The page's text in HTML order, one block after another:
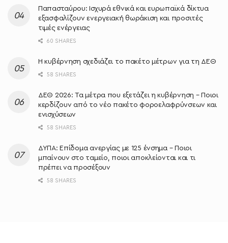
Παπασταύρου: Ισχυρά εθνικά και ευρωπαϊκά δίκτυα
εξασφαλίζουν ενεργειακή θωράκιση και προσιτές
τιμές ενέργειας
60 SHARES
Η κυβέρνηση σχεδιάζει το πακέτο μέτρων για τη ΔΕΘ
58 SHARES
ΔΕΘ 2026: Τα μέτρα που εξετάζει η κυβέρνηση – Ποιοι
κερδίζουν από το νέο πακέτο φοροελαφρύνσεων και
ενισχύσεων
58 SHARES
ΔΥΠΑ: Επίδομα ανεργίας με 125 ένσημα – Ποιοι
μπαίνουν στο ταμείο, ποιοι αποκλείονται και τι
πρέπει να προσέξουν
58 SHARES